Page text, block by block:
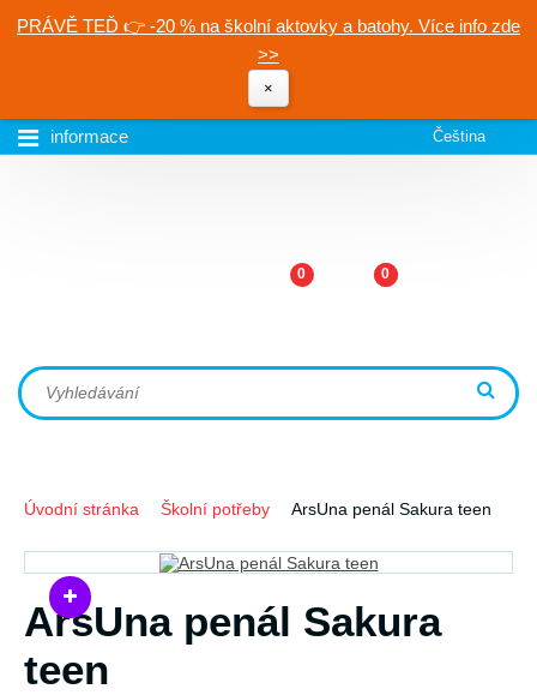
PRÁVĚ TEĎ 👉 -20 % na školní aktovky a batohy. Více info zde
>>
×
informace Čeština
0 0
Úvodní stránka Školní potřeby ArsUna penál Sakura teen
ArsUna penál Sakura
teen